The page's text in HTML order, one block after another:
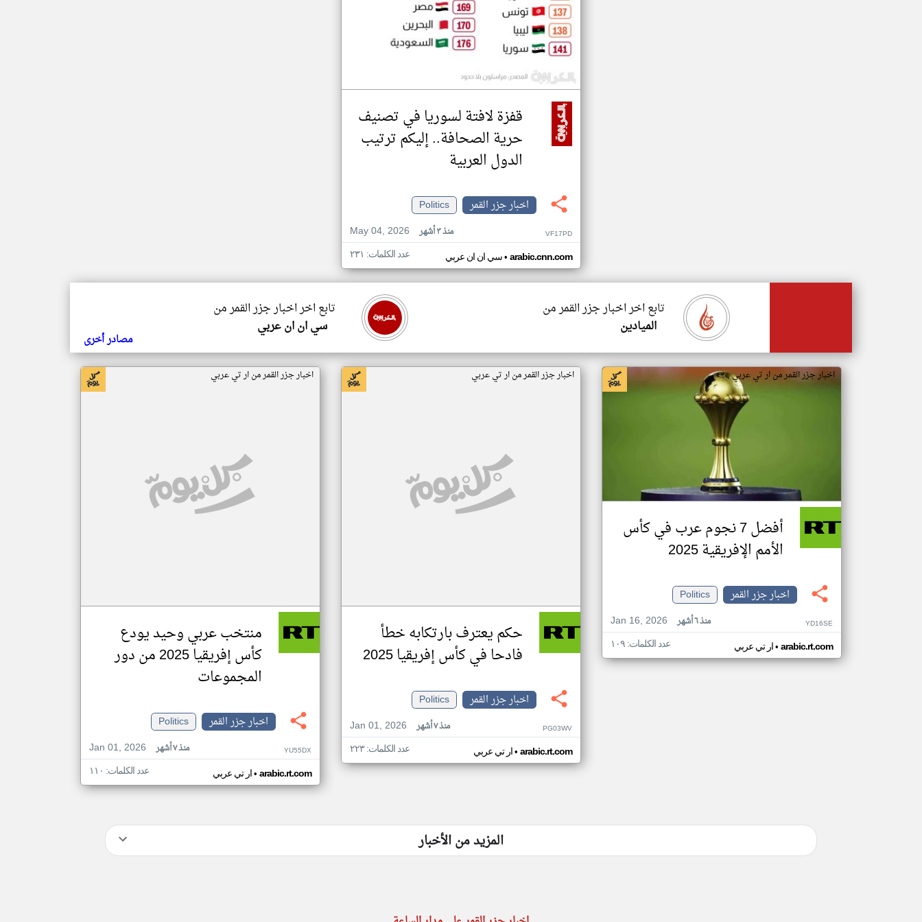
قفزة لافتة لسوريا في تصنيف
حرية الصحافة.. إليكم ترتيب
الدول العربية
اخبار جزر القمر
Politics
May 04, 2026
منذ ٣ أشهر VF17PD
سي ان ان عربي• arabic.cnn.com عدد الكلمات: ٢٣١
تابع اخر اخبار جزر القمر من
سي ان ان عربي
تابع اخر اخبار جزر القمر من
الميادين
مصادر أخرى
اخبار جزر القمر من ار تي عربي
أفضل 7 نجوم عرب في كأس
الأمم الإفريقية 2025
اخبار جزر القمر
Politics
Jan 16, 2026
منذ ٦ أشهر YD16SE
ار تي عربي• arabic.rt.com عدد الكلمات: ١٠٩
اخبار جزر القمر من ار تي عربي
حكم يعترف بارتكابه خطأ
فادحا في كأس إفريقيا 2025
اخبار جزر القمر
Politics
Jan 01, 2026
منذ ٧ أشهر PG03WV
ار تي عربي• arabic.rt.com عدد الكلمات: ٢٢٣
اخبار جزر القمر من ار تي عربي
منتخب عربي وحيد يودع
كأس إفريقيا 2025 من دور
المجموعات
اخبار جزر القمر
Politics
Jan 01, 2026
منذ ٧ أشهر YU55DX
ار تي عربي• arabic.rt.com عدد الكلمات: ١١٠
المزيد من الأخبار